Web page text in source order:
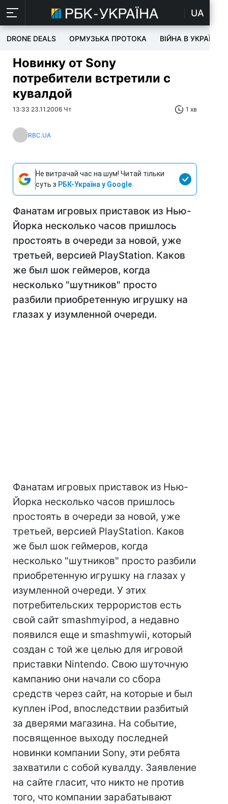
UA
DRONE DEALS ОРМУЗЬКА ПРОТОКА ВІЙНА В УКРАЇНІ
Новинку от Sony
потребители встретили с
кувалдой
13:33 23.11.2006 Чт 1 хв
RBC.UA
Не витрачай час на шум! Читай тільки
суть з РБК-Україна у Google
Фанатам игровых приставок из Нью-
Йорка несколько часов пришлось
простоять в очереди за новой, уже
третьей, версией PlayStation. Каков
же был шок геймеров, когда
несколько "шутников" просто
разбили приобретенную игрушку на
глазах у изумленной очереди.
Фанатам игровых приставок из Нью-
Йорка несколько часов пришлось
простоять в очереди за новой, уже
третьей, версией PlayStation. Каков
же был шок геймеров, когда
несколько "шутников" просто разбили
приобретенную игрушку на глазах у
изумленной очереди. У этих
потребительских террористов есть
свой сайт smashmyipod, а недавно
появился еще и smashmywii, который
создан с той же целью для игровой
приставки Nintendo. Свою шуточную
кампанию они начали со сбора
средств через сайт, на которые и был
куплен iPod, впоследствии разбитый
за дверями магазина. На событие,
посвященное выходу последней
новинки компании Sony, эти ребята
захватили с собой кувалду. Заявление
на сайте гласит, что никто не против
того, что компании зарабатывают